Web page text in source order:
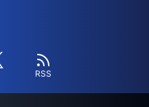
RSS